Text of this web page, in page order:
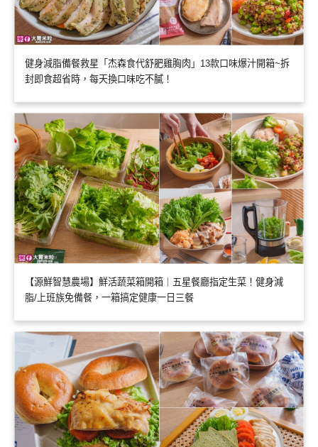
健身減脂備餐救星「杰森食代舒肥雞胸肉」13款口味爆汁開箱~拆
封即食超省時，每天換口味吃不膩！
【源鮮智慧農場】鮮活蔬菜箱開箱｜五星餐廳指定生菜！健身減
脂/上班族免備餐，一箱搞定健康一日三餐